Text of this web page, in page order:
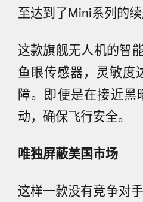
至达到了Mini系列的续
这款旗舰无人机的智
鱼眼传感器，灵敏度
障。即便是在接近
动，确保飞行安全。
唯独屏蔽美国市场
这样一款没有竞争对